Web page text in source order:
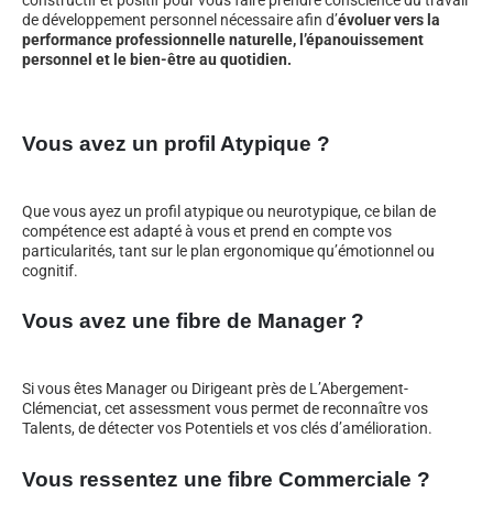
de développement personnel nécessaire afin d’évoluer vers la
performance professionnelle naturelle, l’épanouissement
personnel et le bien-être au quotidien.
Vous avez un profil Atypique ?
Que vous ayez un profil atypique ou neurotypique, ce bilan de
compétence est adapté à vous et prend en compte vos
particularités, tant sur le plan ergonomique qu’émotionnel ou
cognitif.
Vous avez une fibre de Manager ?
Si vous êtes Manager ou Dirigeant près de L’Abergement-
Clémenciat, cet assessment vous permet de reconnaître vos
Talents, de détecter vos Potentiels et vos clés d’amélioration.
Vous ressentez une fibre Commerciale ?